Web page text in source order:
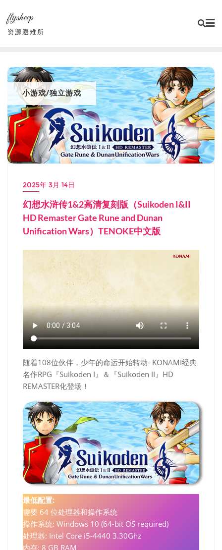
content
flysheep
资源避难所
小游戏/独立游戏
2025年 3月 14日
幻想水浒传1&2高清复刻版（Suikoden I&II
HD Remaster Gate Rune and Dunan
Unification Wars）TENOKE中文版
随着108位伙伴，少年的命运开始转动- KONAMI经典
名作RPG『Suikoden I』＆『Suikoden II』HD
REMASTER化登场！
最低配置:
需要 64 位处理器和操作系统
操作系统: Windows 10 (64-bit OS required)
处理器: Intel Core i5-4440 3.30Ghz
内存: 8 GB RAM